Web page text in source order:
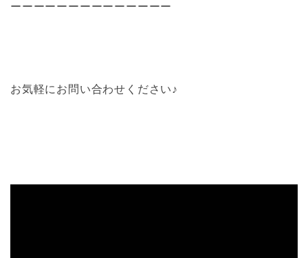
ーーーーーーーーーーーーーー
お気軽にお問い合わせください♪